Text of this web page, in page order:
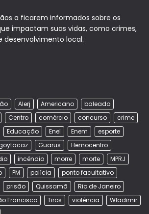
a ficarem informados sobre os
impactam suas vidas, como crimes,
desenvolvimento local.
Alerj Americano
baleado
Centro comércio concurso
crime
Educação Enel Enem
esporte
Guarus
Hemocentro
incêndio morre morte
MPRJ
PM polícia
ponto facultativo
prisão Quissamã
Rio de Janeiro
Francisco Tiros violência
Wladimir